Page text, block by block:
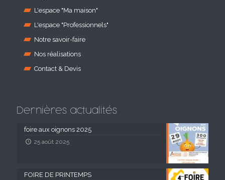
L'espace "Ma maison"
L'espace "Professionnels"
Notre savoir-faire
Nos réalisations
Contact & Devis
Dernières actualités
foire aux oignons 2025
25 août 2025
FOIRE DE PRINTEMPS